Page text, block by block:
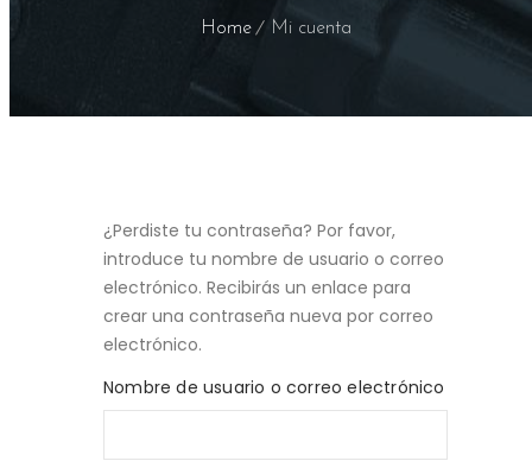
Home Mi cuenta
¿Perdiste tu contraseña? Por favor,
introduce tu nombre de usuario o correo
electrónico. Recibirás un enlace para
crear una contraseña nueva por correo
electrónico.
Nombre de usuario o correo electrónico